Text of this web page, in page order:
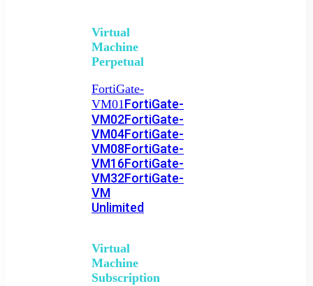
Virtual
Machine
Perpetual
FortiGate-
VM01FortiGate-
VM02FortiGate-
VM04FortiGate-
VM08FortiGate-
VM16FortiGate-
VM32FortiGate-
VM
Unlimited
Virtual
Machine
Subscription